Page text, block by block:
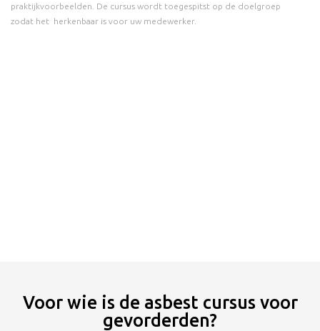
praktijkvoorbeelden. De cursus wordt toegespitst op de doelgroep
zodat het herkenbaar is voor uw medewerker.
Voor wie is de asbest cursus voor
gevorderden?